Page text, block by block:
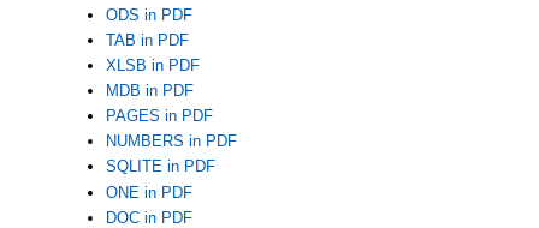
ODS in PDF
TAB in PDF
XLSB in PDF
MDB in PDF
PAGES in PDF
NUMBERS in PDF
SQLITE in PDF
ONE in PDF
DOC in PDF